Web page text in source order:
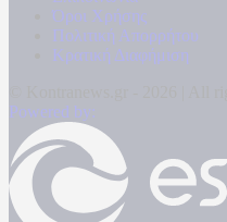
Όροι Χρήσης
Πολιτική Απορρήτου
Κρατική Διαφήμιση
Powered by: